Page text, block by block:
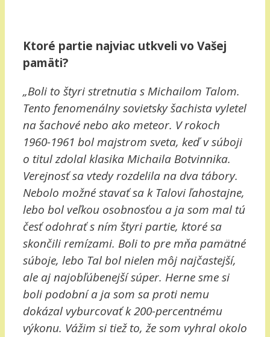
Ktoré partie najviac utkveli vo Vašej
pamäti?
„Boli to štyri stretnutia s Michailom Talom.
Tento fenomenálny sovietsky šachista vyletel
na šachové nebo ako meteor. V rokoch
1960-1961 bol majstrom sveta, keď v súboji
o titul zdolal klasika Michaila Botvinnika.
Verejnosť sa vtedy rozdelila na dva tábory.
Nebolo možné stavať sa k Talovi ľahostajne,
lebo bol veľkou osobnosťou a ja som mal tú
česť odohrať s ním štyri partie, ktoré sa
skončili remízami. Boli to pre mňa pamätné
súboje, lebo Tal bol nielen môj najčastejší,
ale aj najobľúbenejší súper. Herne sme si
boli podobní a ja som sa proti nemu
dokázal vyburcovať k 200-percentnému
výkonu. Vážim si tiež to, že som vyhral okolo